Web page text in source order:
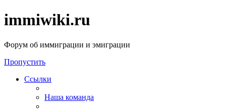
immiwiki.ru
Форум об иммиграции и эмиграции
Пропустить
Ссылки
Наша команда